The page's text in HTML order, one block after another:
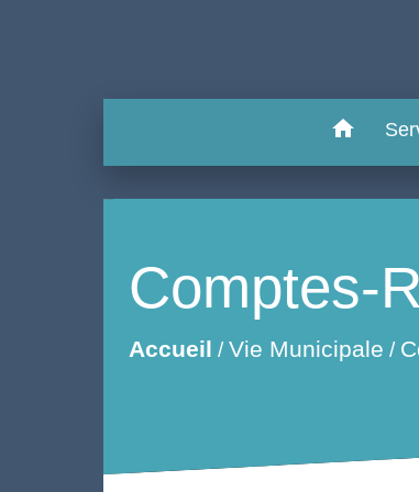
home
Comptes-
Accueil /Vie Municipale /